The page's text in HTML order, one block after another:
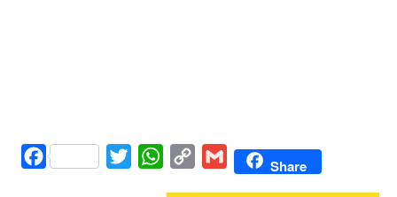
Facebook Twitter WhatsAppCopy
Gmail Share